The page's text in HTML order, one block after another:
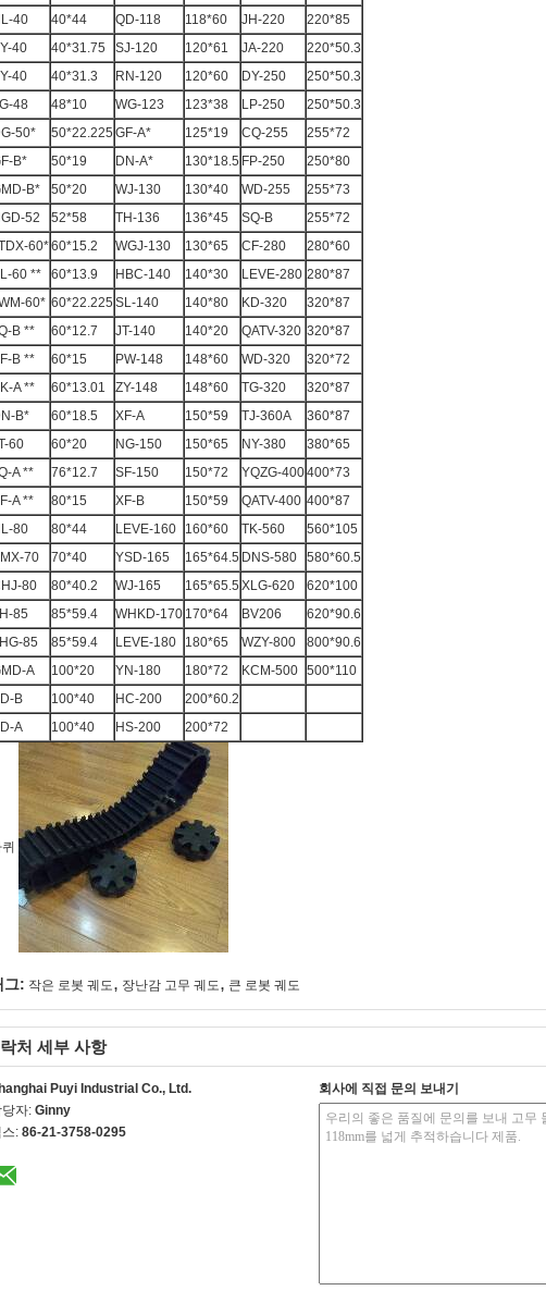
40
40*44 QD-118 118*60 JH-220
220*85
40
40*31.75 SJ-120 120*61 JA-220
220*50.3
40
40*31.3 RN-120 120*60 DY-250
250*50.3
48
48*10 WG-123 123*38 LP-250
250*50.3
50*
50*22.225 GF-A* 125*19 CQ-255
255*72
B*
50*19 DN-A* 130*18.5 FP-250
250*80
B*
50*20 WJ-130 130*40 WD-255
255*73
52
52*58 TH-136 136*45 SQ-B
255*72
60*60*15.2 WGJ-130 130*65 CF-280
280*60
60 **
60*13.9 HBC-140 140*30 LEVE-280 280*87
60* 60*22.225 SL-140 140*80 KD-320
320*87
B **
60*12.7 JT-140 140*20 QATV-320 320*87
B **
60*15 PW-148 148*60 WD-320
320*72
A **
60*13.01 ZY-148 148*60 TG-320
320*87
B*
60*18.5 XF-A 150*59 TJ-360A
360*87
60
60*20 NG-150 150*65 NY-380
380*65
A **
76*12.7 SF-150 150*72 YQZG-400400*73
A **
80*15 XF-B 150*59 QATV-400 400*87
80
80*44 LEVE-160 160*60 TK-560
560*105
70
70*40 YSD-165 165*64.5 DNS-580
580*60.5
80
80*40.2 WJ-165 165*65.5 XLG-620
620*100
85
85*59.4 WHKD-170 170*64 BV206
620*90.6
85
85*59.4 LEVE-180 180*65 WZY-800
800*90.6
A
100*20 YN-180 180*72 KCM-500 500*110
B
100*40 HC-200
200*60.2
A
100*40 HS-200 200*72
그: 작은 로봇 궤도, 장난감 고무 궤도, 큰 로봇 궤도
처 세부 사항
Puyi Industrial Co., Ltd.
당자: Ginny
: 86-21-3758-0295
회사에 직접 문의 보내기